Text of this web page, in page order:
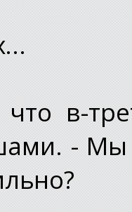
в-
- Мы